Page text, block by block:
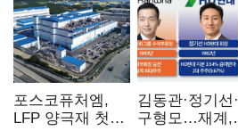
포스코퓨처엠,
LFP 양극재 첫
김동관·정기선·
구형모…재계,